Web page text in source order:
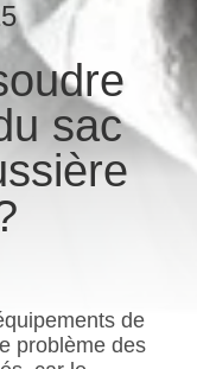
sac
de
problème des